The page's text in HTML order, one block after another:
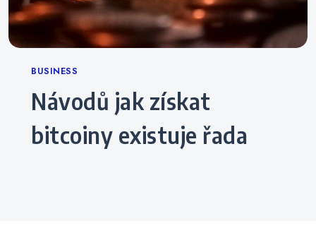
Categories
BUSINESS
Návodů jak získat
bitcoiny existuje řada